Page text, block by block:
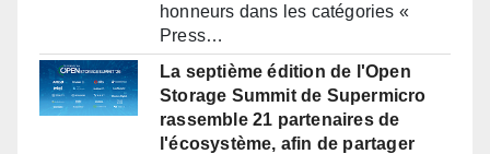
honneurs dans les catégories «
Press…
La septième édition de l'Open
Storage Summit de Supermicro
rassemble 21 partenaires de
l'écosystème, afin de partager